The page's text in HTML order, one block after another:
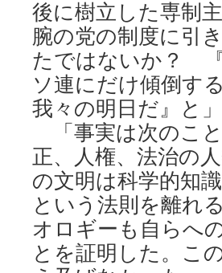
後に樹立した専制
腕の党の制度に引
たではないか？
ソ連にだけ傾倒す
我々の明日だ』と」
「事実は次のこ
正、人権、法治の
の文明は科学的知
という法則を離れ
オロギーも自らへ
とを証明した。こ